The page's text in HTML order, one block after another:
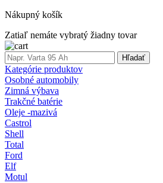
Nákupný košík
Zatiaľ nemáte vybratý žiadny tovar
Hľadať
Kategórie produktov
Osobné automobily
Zimná výbava
Trakčné batérie
Oleje -mazivá
Castrol
Shell
Total
Ford
Elf
Motul